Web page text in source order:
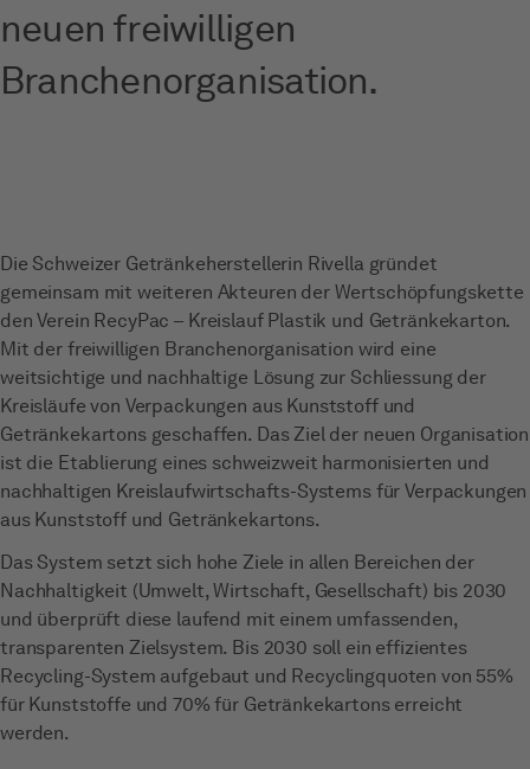
neuen freiwilligen
Branchenorganisation.
Die Schweizer Getränkeherstellerin Rivella gründet
gemeinsam mit weiteren Akteuren der Wertschöpfungskette
den Verein RecyPac – Kreislauf Plastik und Getränkekarton.
Mit der freiwilligen Branchenorganisation wird eine
weitsichtige und nachhaltige Lösung zur Schliessung der
Kreisläufe von Verpackungen aus Kunststoff und
Getränkekartons geschaffen. Das Ziel der neuen Organisation
ist die Etablierung eines schweizweit harmonisierten und
nachhaltigen Kreislaufwirtschafts-Systems für Verpackungen
aus Kunststoff und Getränkekartons.
Das System setzt sich hohe Ziele in allen Bereichen der
Nachhaltigkeit (Umwelt, Wirtschaft, Gesellschaft) bis 2030
und überprüft diese laufend mit einem umfassenden,
transparenten Zielsystem. Bis 2030 soll ein effizientes
Recycling-System aufgebaut und Recyclingquoten von 55%
für Kunststoffe und 70% für Getränkekartons erreicht
werden.